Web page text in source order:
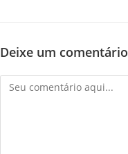
Deixe um comentário